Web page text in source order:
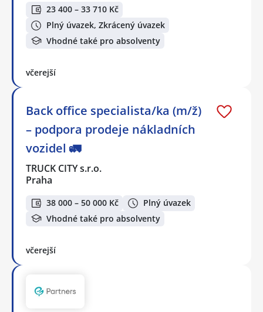
23 400 – 33 710 Kč
Plný úvazek, Zkrácený úvazek
Vhodné také pro absolventy
včerejší
Back office specialista/ka (m/ž)
– podpora prodeje nákladních
vozidel 🚛
TRUCK CITY s.r.o.
Praha
38 000 – 50 000 Kč
Plný úvazek
Vhodné také pro absolventy
včerejší